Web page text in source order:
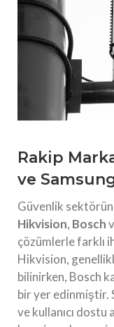
Rakip
ve
Güvenlik
Hikvision, Bosch
çözümlerle farklı
Hikvision,
bilinirken, Bosch
bir yer edinmiştir.
ve kullanıcı dostu